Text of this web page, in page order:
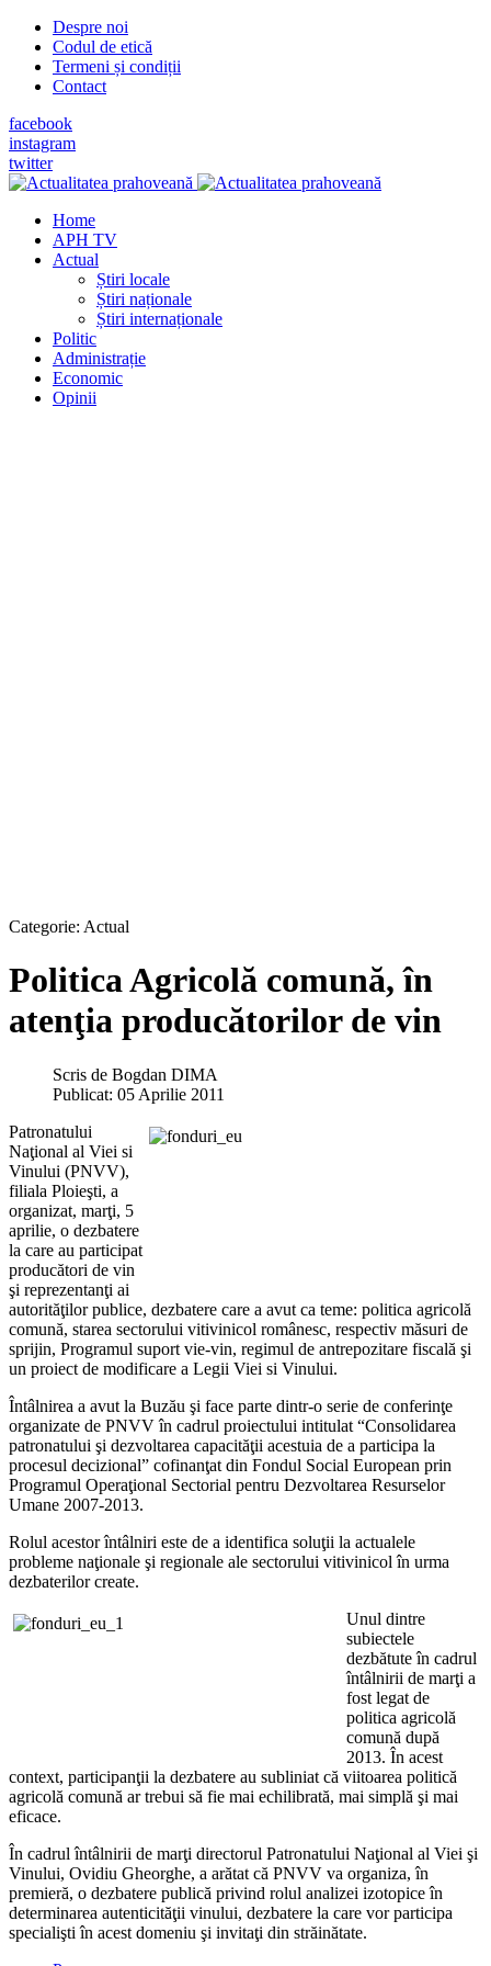
Despre noi
Codul de etică
Termeni și condiții
Contact
facebook
instagram
twitter
Home
APH TV
Actual
Știri locale
Știri naționale
Știri internaționale
Politic
Administrație
Economic
Opinii
Categorie: Actual
Politica Agricolă comună, în
atenţia producătorilor de vin
Scris de Bogdan DIMA
Publicat: 05 Aprilie 2011
Patronatului
Naţional al Viei si
Vinului (PNVV),
filiala Ploieşti, a
organizat, marţi, 5
aprilie, o dezbatere
la care au participat
producători de vin
şi reprezentanţi ai
autorităţilor publice, dezbatere care a avut ca teme: politica agricolă
comună, starea sectorului vitivinicol românesc, respectiv măsuri de
sprijin, Programul suport vie-vin, regimul de antrepozitare fiscală şi
un proiect de modificare a Legii Viei si Vinului.
Întâlnirea a avut la Buzău şi face parte dintr-o serie de conferinţe
organizate de PNVV în cadrul proiectului intitulat “Consolidarea
patronatului şi dezvoltarea capacităţii acestuia de a participa la
procesul decizional” cofinanţat din Fondul Social European prin
Programul Operaţional Sectorial pentru Dezvoltarea Resurselor
Umane 2007-2013.
Rolul acestor întâlniri este de a identifica soluţii la actualele
probleme naţionale şi regionale ale sectorului vitivinicol în urma
dezbaterilor create.
Unul dintre
subiectele
dezbătute în cadrul
întâlnirii de marţi a
fost legat de
politica agricolă
comună după
2013. În acest
context, participanţii la dezbatere au subliniat că viitoarea politică
agricolă comună ar trebui să fie mai echilibrată, mai simplă şi mai
eficace.
În cadrul întâlnirii de marţi directorul Patronatului Naţional al Viei şi
Vinului, Ovidiu Gheorghe, a arătat că PNVV va organiza, în
premieră, o dezbatere publică privind rolul analizei izotopice în
determinarea autenticităţii vinului, dezbatere la care vor participa
specialişti în acest domeniu şi invitaţi din străinătate.